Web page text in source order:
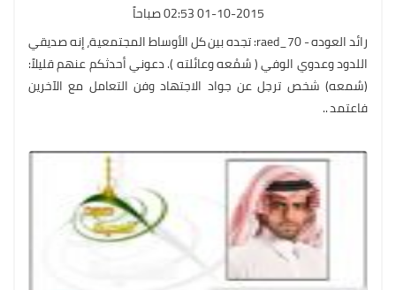
01-10-2015 02:53 صباحاً
رائد العوده - raed_70: تجده بين كل الأوساط المجتمعية، إنه صديقي
اللدود وعدوي الوفي ( سُمْعه وعائلته ). دعوني أحدثكم عنهم قليلاً:
(سُمعه) شخص ترجل عن جواد الاجتهاد وفن التعامل مع الآخرين
فاعتمد ..